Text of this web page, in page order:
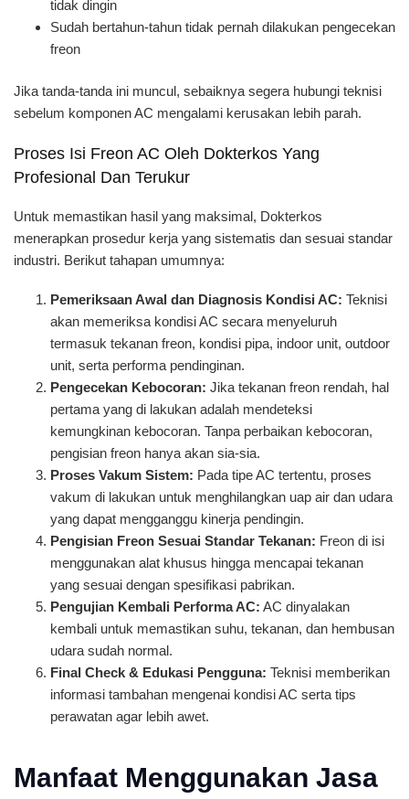
tidak dingin
Sudah bertahun-tahun tidak pernah dilakukan pengecekan
freon
Jika tanda-tanda ini muncul, sebaiknya segera hubungi teknisi
sebelum komponen AC mengalami kerusakan lebih parah.
Proses Isi Freon AC Oleh Dokterkos Yang
Profesional Dan Terukur
Untuk memastikan hasil yang maksimal, Dokterkos
menerapkan prosedur kerja yang sistematis dan sesuai standar
industri. Berikut tahapan umumnya:
Pemeriksaan Awal dan Diagnosis Kondisi AC: Teknisi
akan memeriksa kondisi AC secara menyeluruh
termasuk tekanan freon, kondisi pipa, indoor unit, outdoor
unit, serta performa pendinginan.
Pengecekan Kebocoran: Jika tekanan freon rendah, hal
pertama yang di lakukan adalah mendeteksi
kemungkinan kebocoran. Tanpa perbaikan kebocoran,
pengisian freon hanya akan sia-sia.
Proses Vakum Sistem: Pada tipe AC tertentu, proses
vakum di lakukan untuk menghilangkan uap air dan udara
yang dapat mengganggu kinerja pendingin.
Pengisian Freon Sesuai Standar Tekanan: Freon di isi
menggunakan alat khusus hingga mencapai tekanan
yang sesuai dengan spesifikasi pabrikan.
Pengujian Kembali Performa AC: AC dinyalakan
kembali untuk memastikan suhu, tekanan, dan hembusan
udara sudah normal.
Final Check & Edukasi Pengguna: Teknisi memberikan
informasi tambahan mengenai kondisi AC serta tips
perawatan agar lebih awet.
Manfaat Menggunakan Jasa